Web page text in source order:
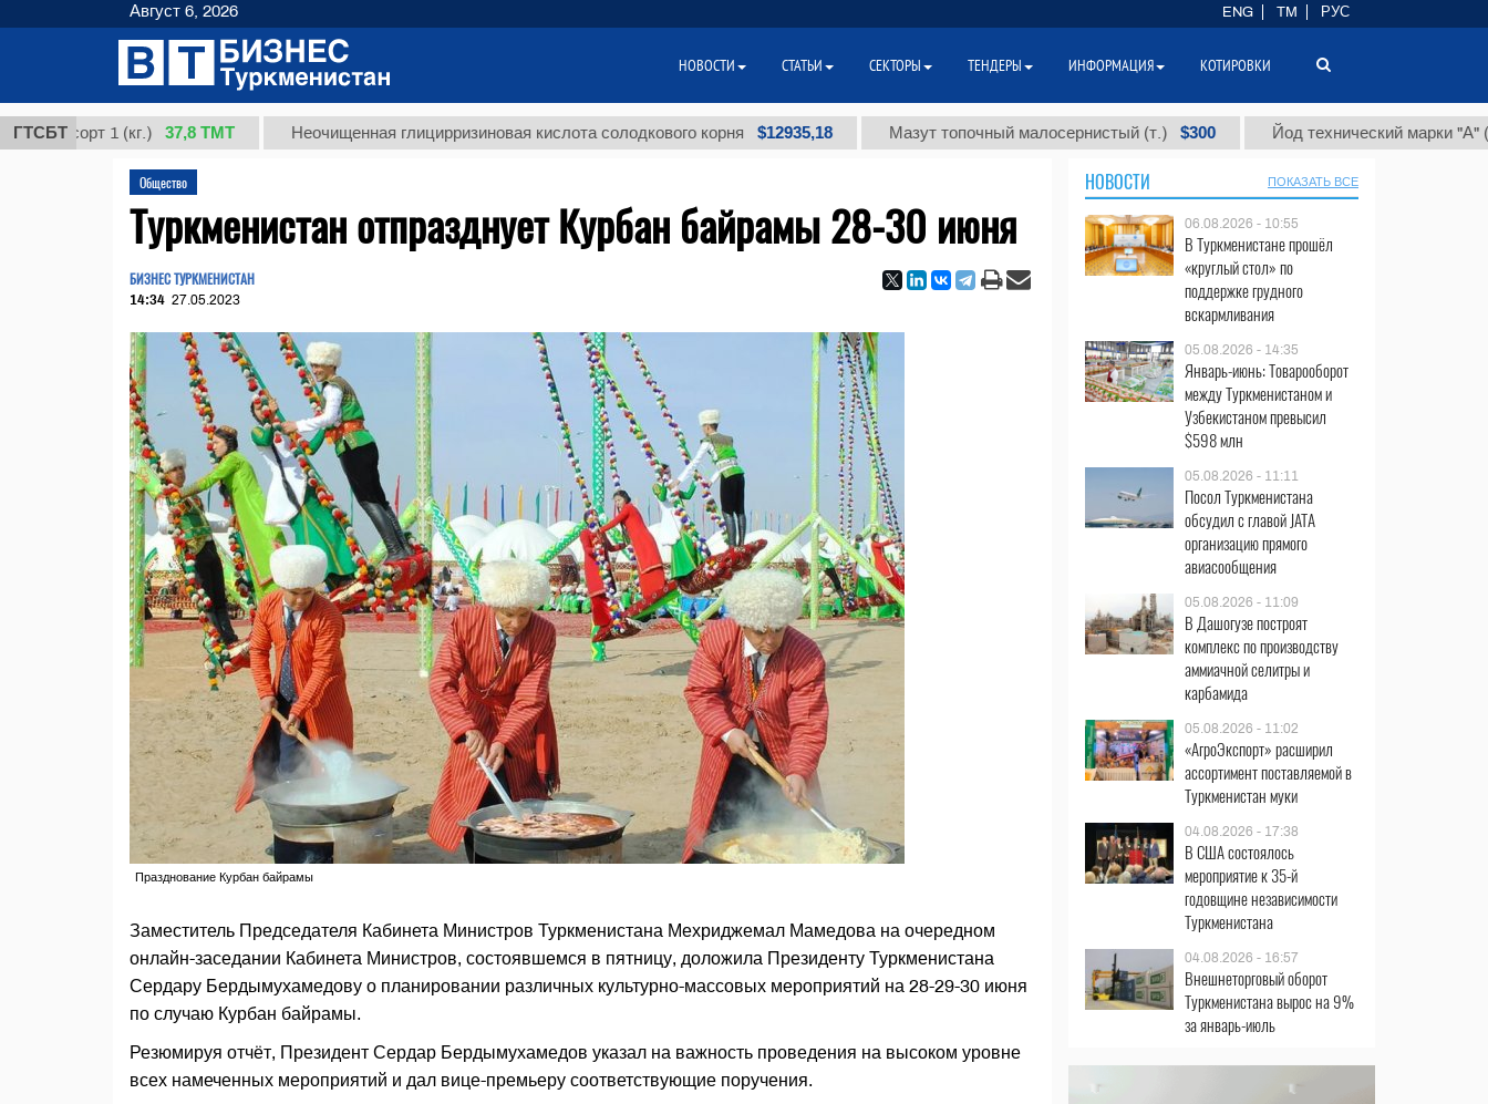
ГТСБТ
сорт 1 (кг.) 37,8 ТМТ Неочищенная глицирризиновая кислота солодкового корня $12935,18 Мазут топочный малосернистый (т.) $300 Йод технический марки "А" (т.)
Общество
Туркменистан отпразднует Курбан байрамы 28-30 июня
БИЗНЕС ТУРКМЕНИСТАН
14:34 27.05.2023
Празднование Курбан байрамы
Заместитель Председателя Кабинета Министров Туркменистана Мехриджемал Мамедова на очередном
онлайн-заседании Кабинета Министров, состоявшемся в пятницу, доложила Президенту Туркменистана
Сердару Бердымухамедову о планировании различных культурно-массовых мероприятий на 28-29-30 июня
по случаю Курбан байрамы.
Резюмируя отчёт, Президент Сердар Бердымухамедов указал на важность проведения на высоком уровне
всех намеченных мероприятий и дал вице-премьеру соответствующие поручения.
НОВОСТИ ПОКАЗАТЬ ВСЕ
06.08.2026 - 10:55
В Туркменистане прошёл
«круглый стол» по
поддержке грудного
вскармливания
05.08.2026 - 14:35
Январь-июнь: Товарооборот
между Туркменистаном и
Узбекистаном превысил
$598 млн
05.08.2026 - 11:11
Посол Туркменистана
обсудил с главой JATA
организацию прямого
авиасообщения
05.08.2026 - 11:09
В Дашогузе построят
комплекс по производству
аммиачной селитры и
карбамида
05.08.2026 - 11:02
«АгроЭкспорт» расширил
ассортимент поставляемой в
Туркменистан муки
04.08.2026 - 17:38
В США состоялось
мероприятие к 35-й
годовщине независимости
Туркменистана
04.08.2026 - 16:57
Внешнеторговый оборот
Туркменистана вырос на 9%
за январь-июль
Август 6, 2026 ENG TM РУС
НОВОСТИ СТАТЬИ СЕКТОРЫ ТЕНДЕРЫ ИНФОРМАЦИЯ КОТИРОВКИ